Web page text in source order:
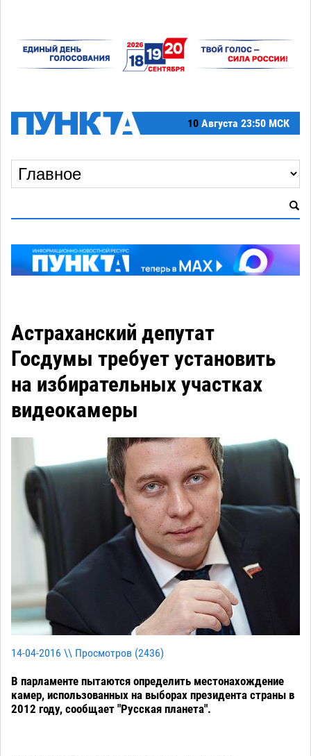
10 Августа 23:50 МСК
Астраханский депутат
Госдумы требует установить
на избирательных участках
видеокамеры
14-04-2016 \\ Просмотров (2436)
В парламенте пытаются определить местонахождение
камер, использованных на выборах президента страны в
2012 году, сообщает "Русская планета".